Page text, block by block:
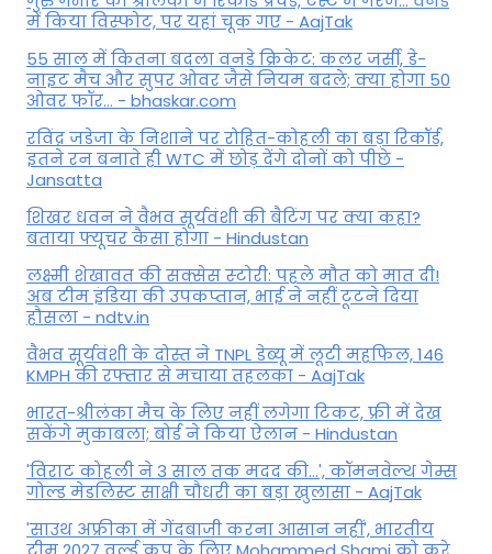
में किया व‍िस्फोट, पर यहां चूक गए - AajTak
55 साल में कितना बदला वनडे क्रिकेट: कलर जर्सी, डे-
नाइट मैच और सुपर ओवर जैसे नियम बदले; क्या होगा 50
ओवर फॉर... - bhaskar.com
रविंद्र जडेजा के निशाने पर रोहित-कोहली का बड़ा रिकॉर्ड,
इतने रन बनाते ही WTC में छोड़ देंगे दोनों को पीछे -
Jansatta
शिखर धवन ने वैभव सूर्यवंशी की बैटिंग पर क्या कहा?
बताया फ्यूचर कैसा होगा - Hindustan
लक्ष्मी शेखावत की सक्‍सेस स्‍टोरी: पहले मौत को मात दी!
अब टीम इंडिया की उपकप्तान, भाई ने नहीं टूटने दिया
हौसला - ndtv.in
वैभव सूर्यवंशी के दोस्त ने TNPL डेब्यू में लूटी महफिल, 146
KMPH की रफ्तार से मचाया तहलका - AajTak
भारत-श्रीलंका मैच के लिए नहीं लगेगा टिकट, फ्री में देख
सकेंगे मुकाबला; बोर्ड ने किया ऐलान - Hindustan
'विराट कोहली ने 3 साल तक मदद की...', कॉमनवेल्थ गेम्स
गोल्ड मेडलिस्ट साक्षी चौधरी का बड़ा खुलासा - AajTak
'साउथ अफ्रीका में गेंदबाजी करना आसान नहीं', भारतीय